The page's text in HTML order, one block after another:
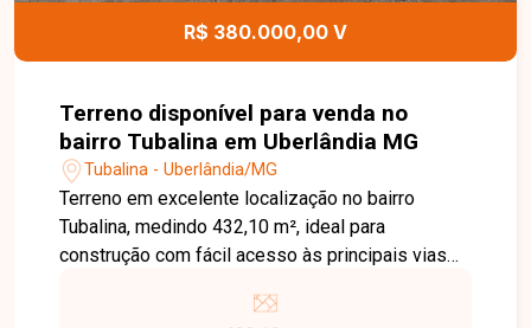
R$ 380.000,00 V
Terreno disponível para venda no
bairro Tubalina em Uberlândia MG
Tubalina - Uberlândia/MG
Terreno em excelente localização no bairro
Tubalina, medindo 432,10 m², ideal para
construção com fácil acesso às principais vias